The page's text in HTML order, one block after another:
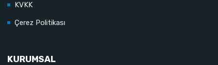
KVKK
Çerez Politikası
KURUMSAL